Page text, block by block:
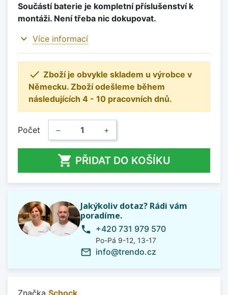
Součástí baterie je kompletní příslušenství k
montáži. Není třeba nic dokupovat.
expand_more Více informací
 Zboží je obvykle skladem u výrobce v
Německu. Zboží odešleme během
následujících 4 - 10 pracovních dnů.
Počet − +
 PŘIDAT DO KOŠÍKU
Jakýkoliv dotaz? Rádi vám
poradíme.
phone +420 731 979 570
Po-Pá 9-12, 13-17
mail_outline info@trendo.cz
Značka Schock